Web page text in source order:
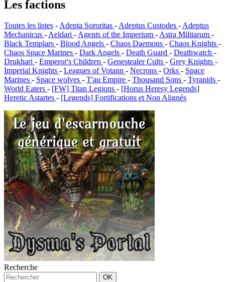
Les factions
Toutes les listes -Adepta Sororitas -Adeptus Custodes -Adeptus
Mechanicus -Aeldari -Agents of the Imperium -Astra Militarum -
Black Templars - Blood Angels - Chaos Daemons - Chaos Knights -
Chaos Space Marines - Dark Angels - Death Guard - Deathwatch -
Drukhari - Emperor's Children - Genestealer Cults - Grey Knights -
Imperial Knights - Leagues of Votann - Necrons - Orks - Space
Marines - Space wolves - T'au Empire - Thousand Sons - Tyranids -
World Eaters - [FW] Titan Legions - [Horus Heresy Legends]
Heretic Astartes - [Legends] Fortifications et Non Alignés
Recherche